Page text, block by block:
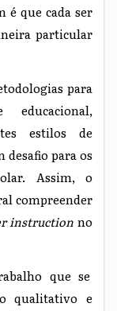
é que cada ser
particular
para
estilos de
desafio para os
Assim, o
compreender
instruction no
que se
qualitativo e